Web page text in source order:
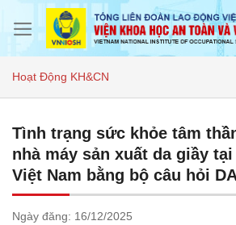
Hoạt Động KH&CN
Tình trạng sức khỏe tâm
nhà máy sản xuất da giầy
Việt Nam bằng bộ câu hỏi
Ngày đăng: 16/12/2025